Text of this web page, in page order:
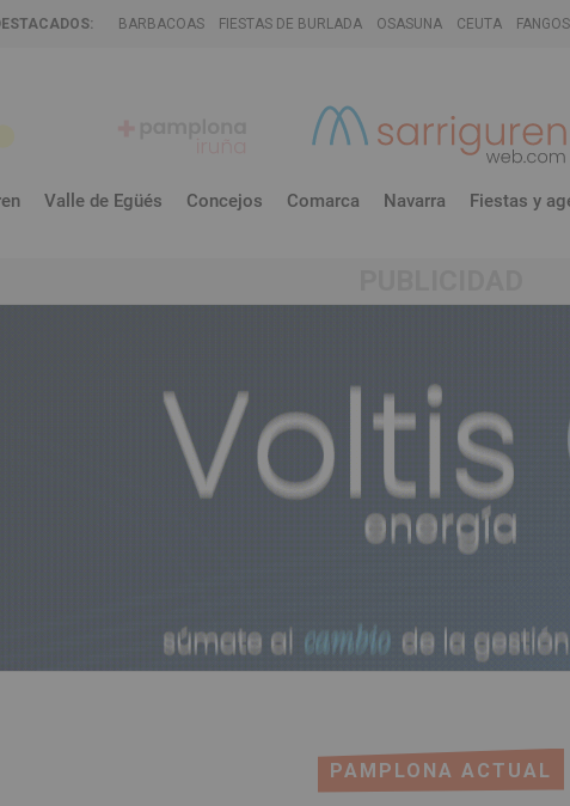
BARBACOAS FIESTAS DE BURLADA OSASUNA CEUTA
Valle de Egüés Concejos Comarca Navarra Fiestas y
PAMPLONA ACTUAL